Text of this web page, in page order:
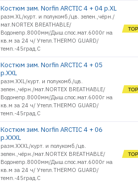
Костюм зим. Norfin ARCTIC 4 + 04 р.XL
разм.XL/курт. и полукомб./цв. зелен.,чёрн./
мат.NORTEX BREATHABLE/
Водонепр.8000мм/Дыш.спос.мат.6000г на
кв.м за 24 ч/ Утепл.THERMO GUARD/
темп.-45град.С
Костюм зим. Norfin ARCTIC 4 + 05
р.XXL
разм.XXL/курт. и полукомб./цв.
зелен.,чёрн./мат.NORTEX BREATHABLE/
Водонепр.8000мм/Дыш.спос.мат.6000г на
кв.м за 24 ч/ Утепл.THERMO GUARD/
темп.-45град.С
Костюм зим. Norfin ARCTIC 4 + 06
р.XXXL
разм.XXXL/курт. и полукомб./цв.
зелен.,чёрн./мат.NORTEX BREATHABLE/
Водонепр.8000мм/Дыш.спос.мат.6000г на
кв.м за 24 ч/ Утепл.THERMO GUARD/
темп.-45град.С